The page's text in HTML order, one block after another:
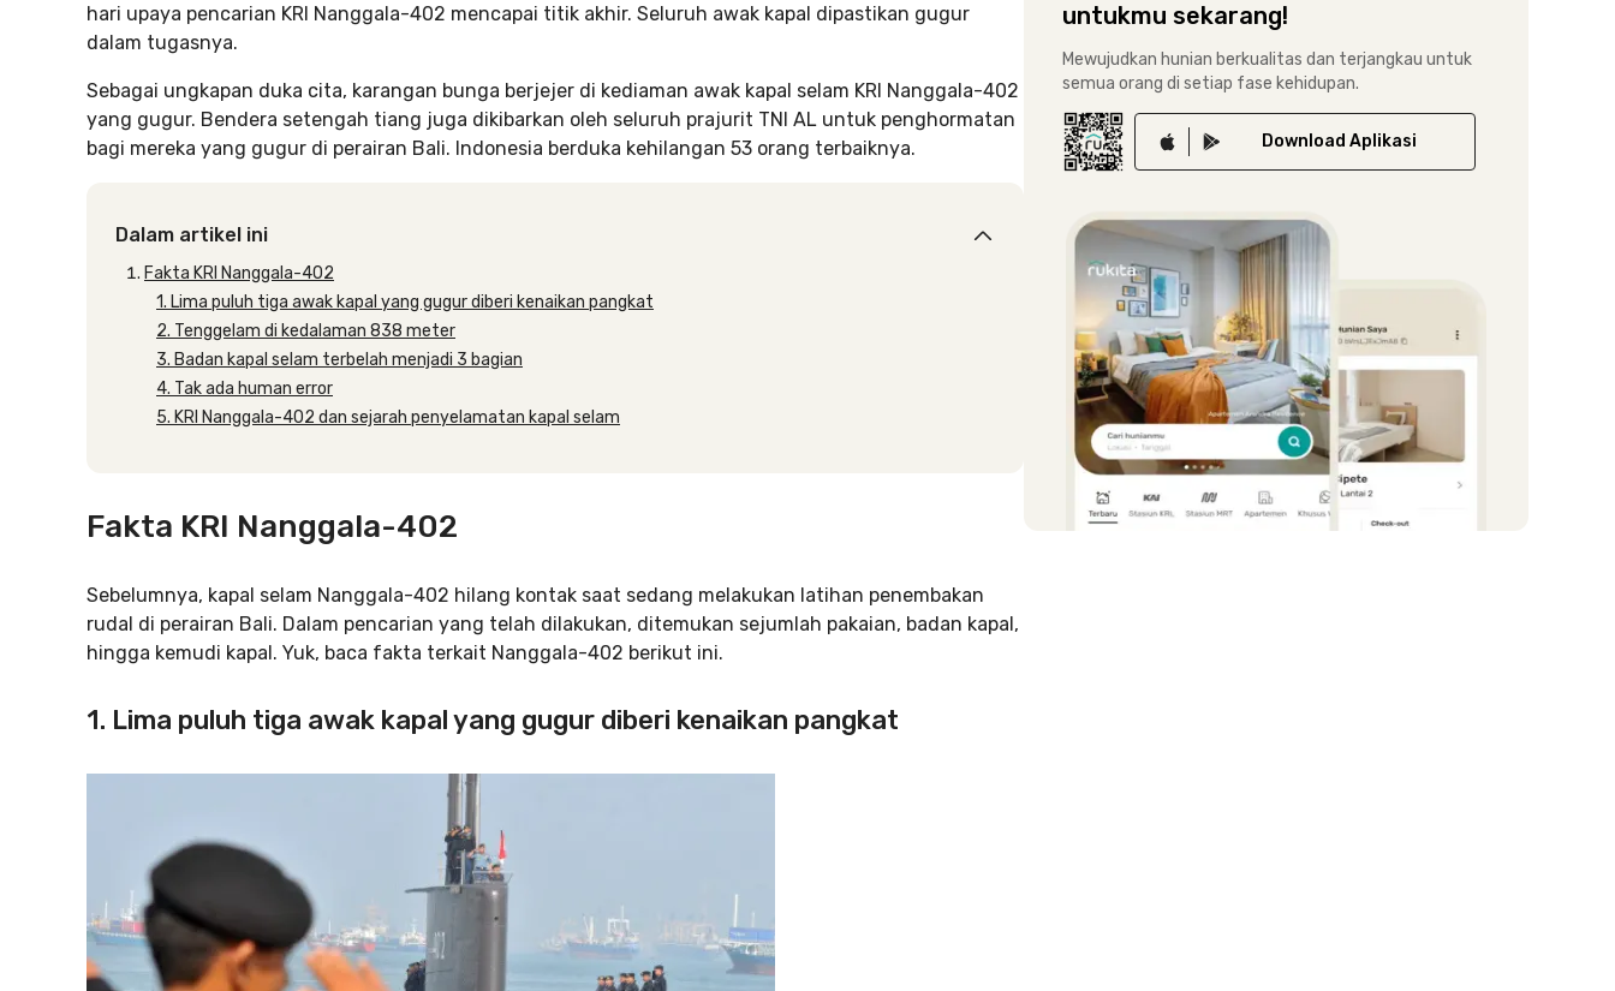
hari upaya pencarian KRI Nanggala-402 mencapai titik akhir. Seluruh awak kapal dipastikan gugur
dalam tugasnya.
Sebagai ungkapan duka cita, karangan bunga berjejer di kediaman awak kapal selam KRI Nanggala-402
yang gugur. Bendera setengah tiang juga dikibarkan oleh seluruh prajurit TNI AL untuk penghormatan
bagi mereka yang gugur di perairan Bali. Indonesia berduka kehilangan 53 orang terbaiknya.
Dalam artikel ini
Fakta KRI Nanggala-402
1. Lima puluh tiga awak kapal yang gugur diberi kenaikan pangkat
2. Tenggelam di kedalaman 838 meter
3. Badan kapal selam terbelah menjadi 3 bagian
4. Tak ada human error
5. KRI Nanggala-402 dan sejarah penyelamatan kapal selam
Fakta KRI Nanggala-402
Sebelumnya, kapal selam Nanggala-402 hilang kontak saat sedang melakukan latihan penembakan
rudal di perairan Bali. Dalam pencarian yang telah dilakukan, ditemukan sejumlah pakaian, badan kapal,
hingga kemudi kapal. Yuk, baca fakta terkait Nanggala-402 berikut ini.
1. Lima puluh tiga awak kapal yang gugur diberi kenaikan pangkat
untukmu sekarang!
Mewujudkan hunian berkualitas dan terjangkau untuk
semua orang di setiap fase kehidupan.
Download Aplikasi